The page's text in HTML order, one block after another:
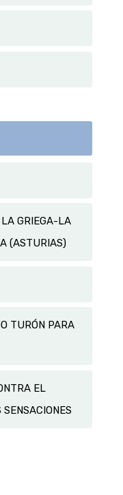
GRIEGA-LA
(ASTURIAS)
TURÓN PARA
EL